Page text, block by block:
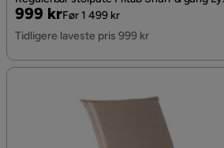
Pris
999 kr
Original
Pris
Før 1 499 kr
Tidligere laveste pris 999 kr